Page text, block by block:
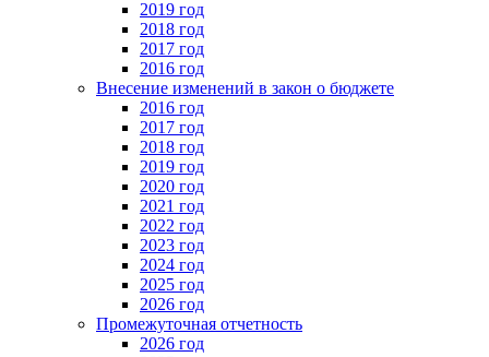
2019 год
2018 год
2017 год
2016 год
Внесение изменений в закон о бюджете
2016 год
2017 год
2018 год
2019 год
2020 год
2021 год
2022 год
2023 год
2024 год
2025 год
2026 год
Промежуточная отчетность
2026 год